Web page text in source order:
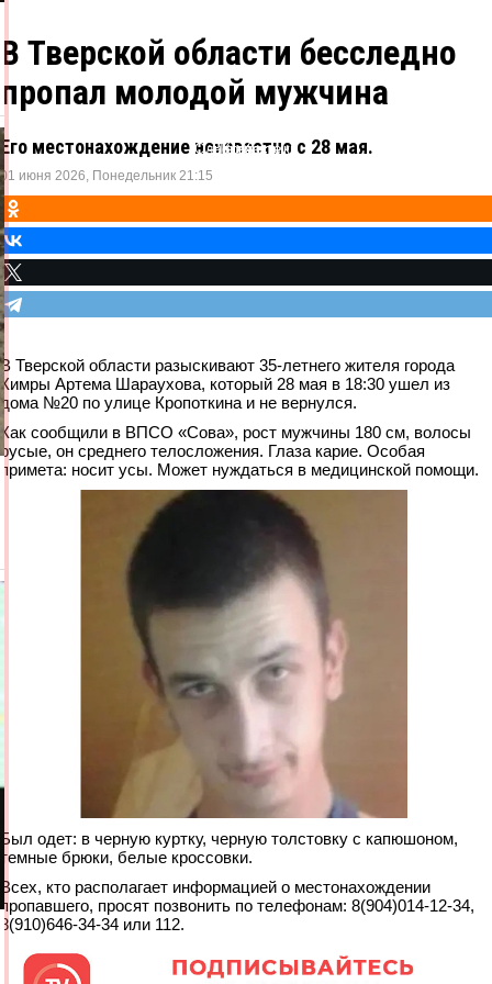
В Тверской области бесследно
пропал молодой мужчина
Его местонахождение неизвестно с 28 мая.
01 июня 2026, Понедельник 21:15
Одноклассники
ВКонтакте
X
Telegram
В Тверской области разыскивают 35-летнего жителя города
Кимры Артема Шараухова, который 28 мая в 18:30 ушел из
дома №20 по улице Кропоткина и не вернулся.
Как сообщили в ВПСО «Сова», рост мужчины 180 см, волосы
русые, он среднего телосложения. Глаза карие. Особая
примета: носит усы. Может нуждаться в медицинской помощи.
Был одет: в черную куртку, черную толстовку с капюшоном,
темные брюки, белые кроссовки.
Всех, кто располагает информацией о местонахождении
пропавшего, просят позвонить по телефонам: 8(904)014-12-34,
8(910)646-34-34 или 112.